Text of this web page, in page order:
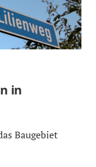
in
Baugebiet